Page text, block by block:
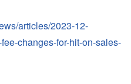
articles/2023-12-
changes-for-hit-on-sales-